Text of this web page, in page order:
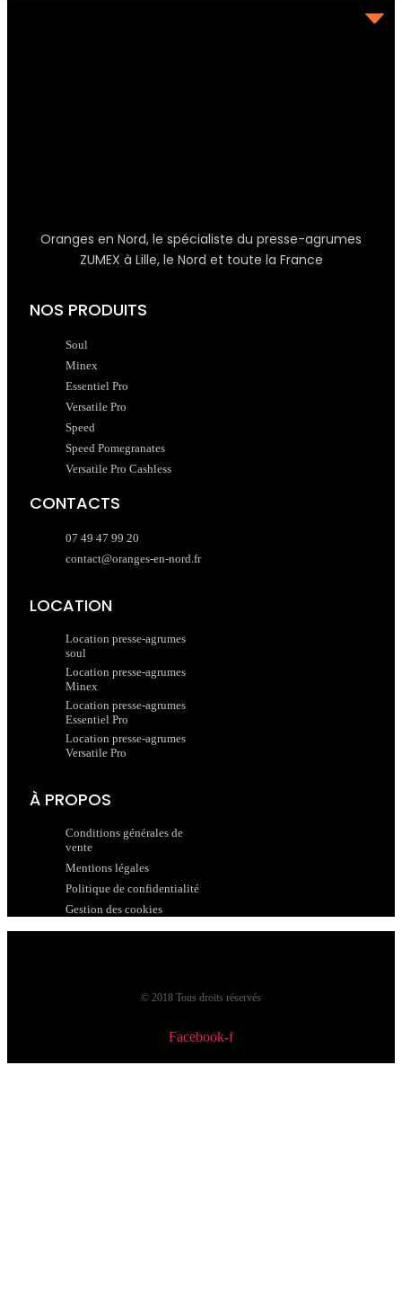
Oranges en Nord, le spécialiste du presse-agrumes
ZUMEX à Lille, le Nord et toute la France
NOS PRODUITS
Soul
Minex
Essentiel Pro
Versatile Pro
Speed
Speed Pomegranates
Versatile Pro Cashless
CONTACTS
07 49 47 99 20
contact@oranges-en-nord.fr
LOCATION
Location presse-agrumes
soul
Location presse-agrumes
Minex
Location presse-agrumes
Essentiel Pro
Location presse-agrumes
Versatile Pro
À PROPOS
Conditions générales de
vente
Mentions légales
Politique de confidentialité
Gestion des cookies
© 2018 Tous droits réservés
Facebook-f